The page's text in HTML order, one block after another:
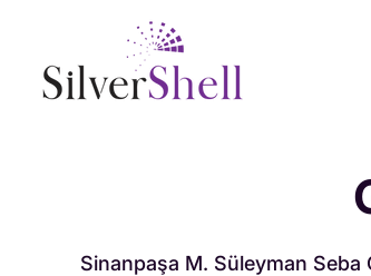
Sinanpaşa M. Süleyman